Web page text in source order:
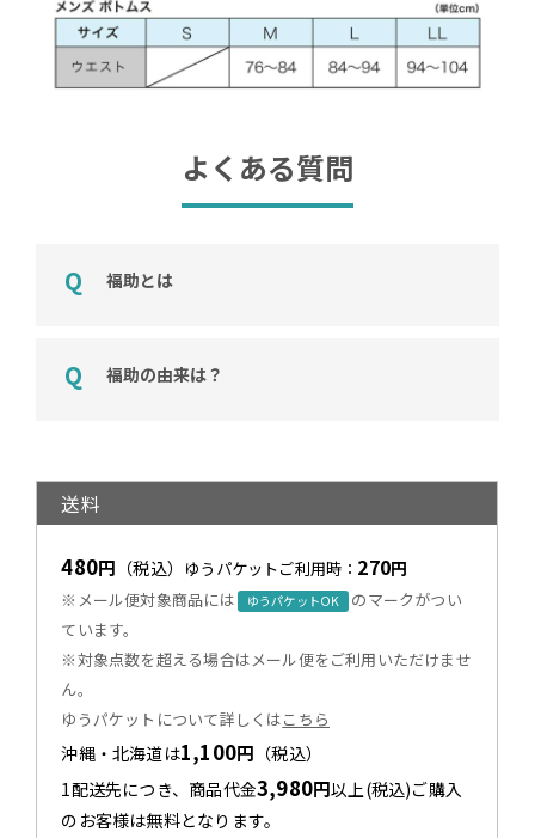
よくある質問
福助とは
福助の由来は？
送料
480円 （税込） ゆうパケットご利用時： 270円
※メール便対象商品には ゆうパケットOK
のマークがつい
ています。
※対象点数を超える場合はメール便をご利用いただけませ
ん。
ゆうパケットについて詳しくはこちら
沖縄・北海道は1,100円 （税込）
1配送先につき、商品代金3,980円以上(税込)ご購入
のお客様は無料となります。